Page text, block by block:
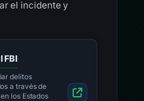
el incidente y
FBI
delitos
a través de
los Estados